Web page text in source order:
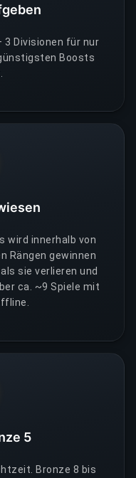
3 Divisionen für nur
Boosts
wird innerhalb von
Rängen gewinnen
sie verlieren und
ca. ~9 Spiele mit
5
Bronze 8 bis